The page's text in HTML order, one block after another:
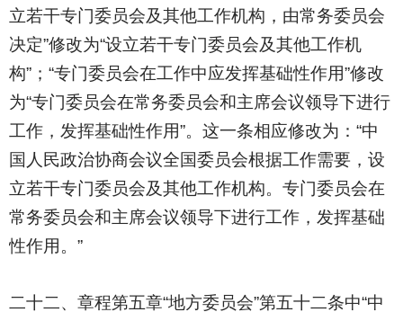
立若干专门委员会及其他工作机构，由常务委员会
决定”修改为“设立若干专门委员会及其他工作机
构”；“专门委员会在工作中应发挥基础性作用”修改
为“专门委员会在常务委员会和主席会议领导下进行
工作，发挥基础性作用”。这一条相应修改为：“中
国人民政治协商会议全国委员会根据工作需要，设
立若干专门委员会及其他工作机构。专门委员会在
常务委员会和主席会议领导下进行工作，发挥基础
性作用。”
二十二、章程第五章“地方委员会”第五十二条中“中